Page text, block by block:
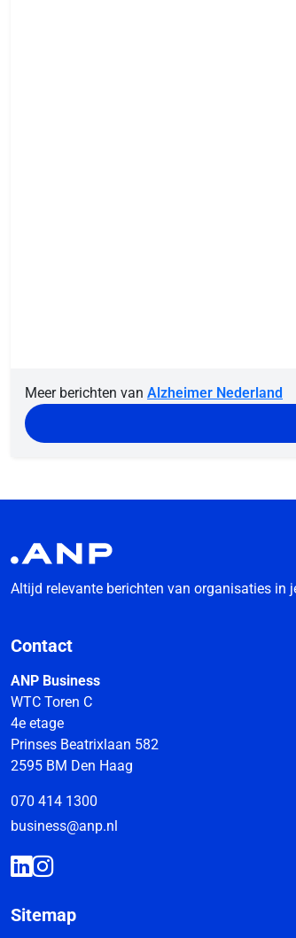
Meer berichten van Alzheimer Nederland
Altijd relevante berichten van organisaties in
Contact
ANP Business
WTC Toren C
4e etage
Prinses Beatrixlaan 582
2595 BM Den Haag
070 414 1300
business@anp.nl
Sitemap